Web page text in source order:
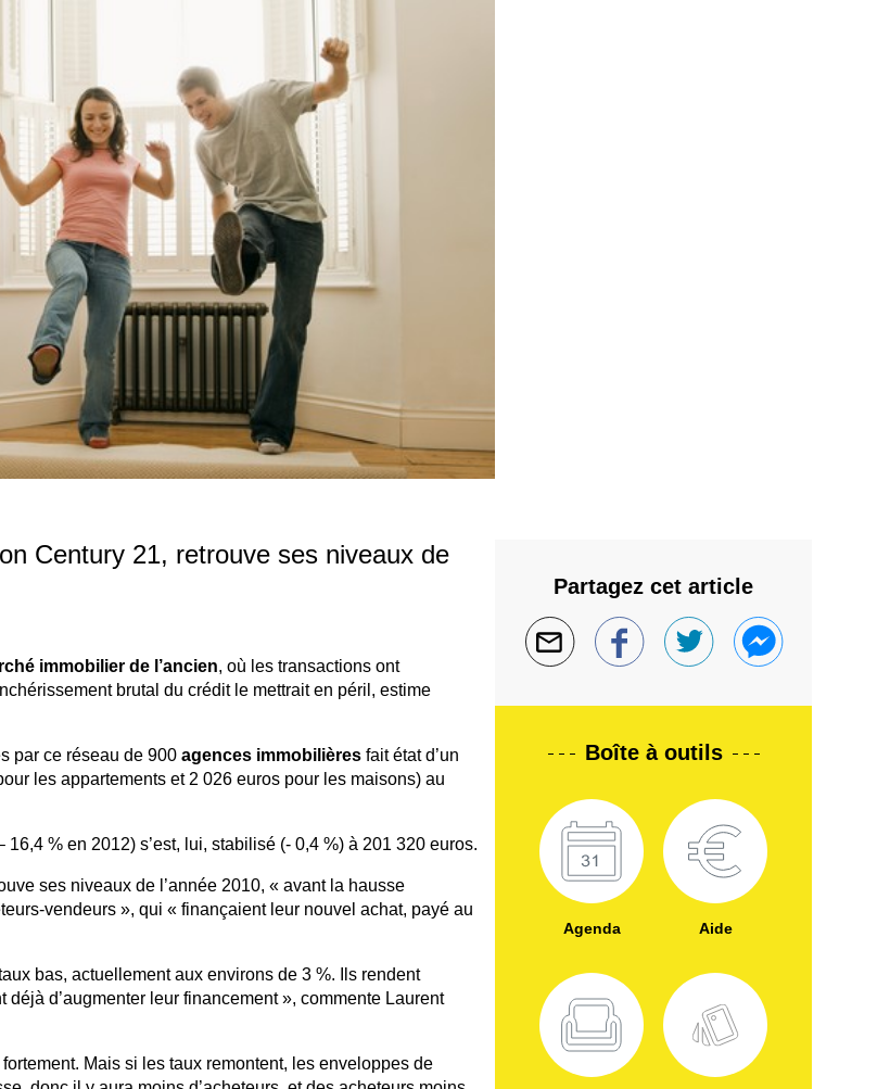
Century 21, retrouve ses niveaux de
immobilier de l’ancien, où les transactions ont
brutal du crédit le mettrait en péril, estime
par ce réseau de 900 agences immobilières fait état d’un
les appartements et 2 026 euros pour les maisons) au
% en 2012) s’est, lui, stabilisé (- 0,4 %) à 201 320 euros.
ses niveaux de l’année 2010, « avant la hausse
vendeurs », qui « finançaient leur nouvel achat, payé au
bas, actuellement aux environs de 3 %. Ils rendent
d’augmenter leur financement », commente Laurent
Mais si les taux remontent, les enveloppes de
Partagez cet article
Boîte à outils
Agenda Aide